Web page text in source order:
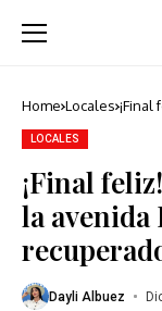
Home Locales
LOCALES
¡Final
la avenida
Dayli Albuez